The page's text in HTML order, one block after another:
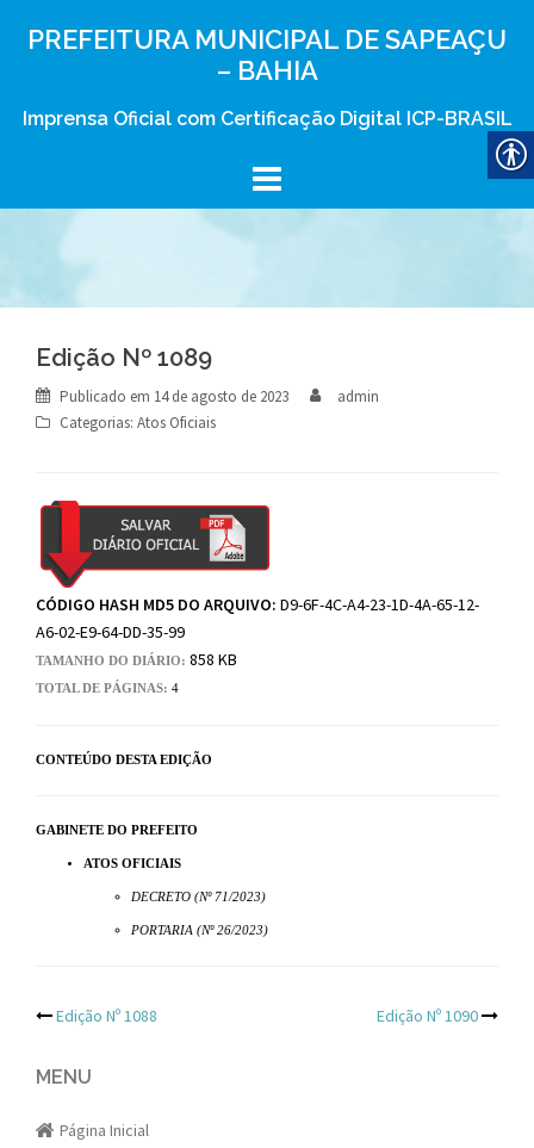
PREFEITURA MUNICIPAL DE SAPEAÇU
– BAHIA
Imprensa Oficial com Certificação Digital ICP-BRASIL
Edição Nº 1089
Publicado em 14 de agosto de 2023
admin
Categorias: Atos Oficiais
CÓDIGO HASH MD5 DO ARQUIVO: D9-6F-4C-A4-23-1D-4A-65-12-
A6-02-E9-64-DD-35-99
TAMANHO DO DIÁRIO: 858 KB
TOTAL DE PÁGINAS: 4
CONTEÚDO DESTA EDIÇÃO
GABINETE DO PREFEITO
ATOS OFICIAIS
DECRETO (Nº 71/2023)
PORTARIA (Nº 26/2023)
Post
navigation
Edição Nº 1088 Edição Nº 1090
MENU
Página Inicial